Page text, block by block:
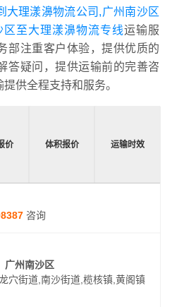
大理漾濞物流公司,广州南沙区
至大理漾濞物流专线运输服
部注重客户体验，提供优质的
答疑问，提供运输前的完善咨
供全程支持和服务。
价 体积报价 运输时效
咨询
广州南沙区
穴街道,南沙街道,榄核镇,黄阁镇